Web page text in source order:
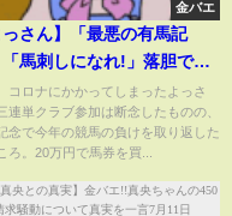
金バエ
っさん】「最悪の有馬記
馬刺しになれ!」落胆で転
月22日
コロナにかかってしまったよっさ
連単クラブ参加は断念したものの、
念で今年の競馬の負けを取り返した
ろ。20万円で馬券を買...